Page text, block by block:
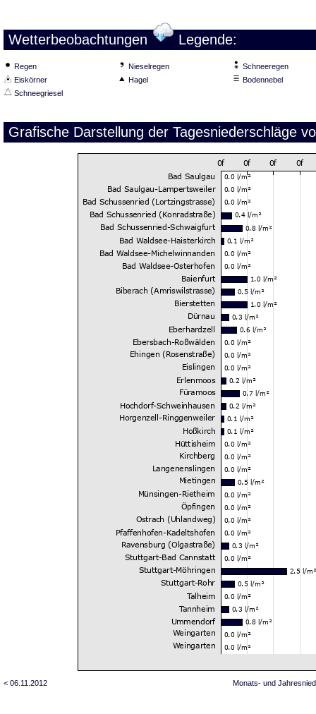
Wetterbeobachtungen Legende:
Regen Nieselregen
Schneeregen
Eiskörner
Hagel
Bodennebel
Schneegriesel
Grafische Darstellung der Tagesniederschläge
< 06.11.2012 Monats- und